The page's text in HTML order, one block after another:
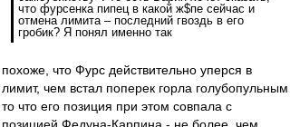
что фурсенка пипец в какой ж$пе сейчас и
отмена лимита – последний гвоздь в его
гробик? Я понял именно так
похоже, что Фурс действительно уперся в
лимит, чем встал поперек горла голубопульным
то что его позиция при этом совпала с